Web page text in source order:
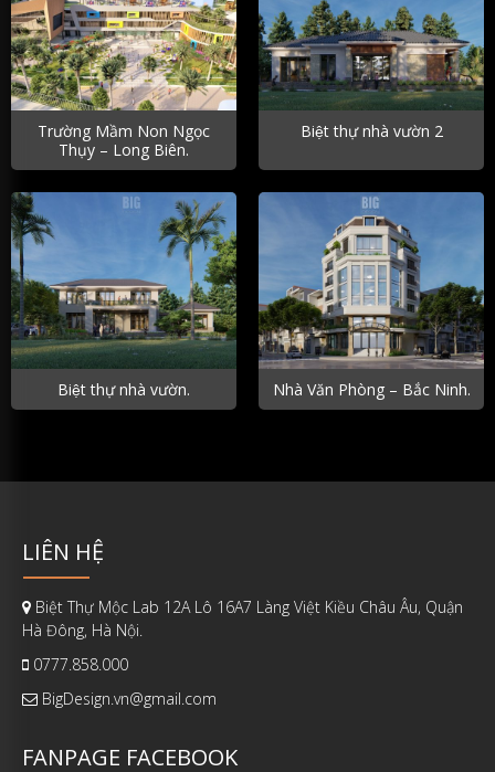
Trường Mầm Non Ngọc
Thụy – Long Biên.
Biệt thự nhà vườn 2
Biệt thự nhà vườn. Nhà Văn Phòng – Bắc Ninh.
LIÊN HỆ
Biệt Thự Mộc Lab 12A Lô 16A7 Làng Việt Kiều Châu Âu, Quận
Hà Đông, Hà Nội.
0777.858.000
BigDesign.vn@gmail.com
FANPAGE FACEBOOK